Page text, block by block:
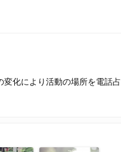
化により活動の場所を電話占